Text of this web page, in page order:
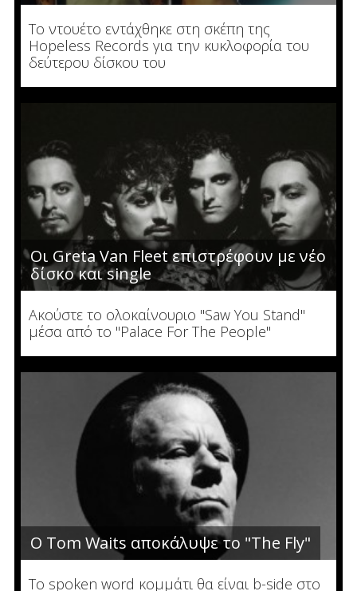
To ντουέτο εντάχθηκε στη σκέπη της
Hopeless Records για την κυκλοφορία του
δεύτερου δίσκου του
Οι Greta Van Fleet επιστρέφουν με νέο
δίσκο και single
Ακούστε το ολοκαίνουριο "Saw You Stand"
μέσα από το "Palace For The People"
Ο Tom Waits αποκάλυψε το "The Fly"
To spoken word κομμάτι θα είναι b-side στο